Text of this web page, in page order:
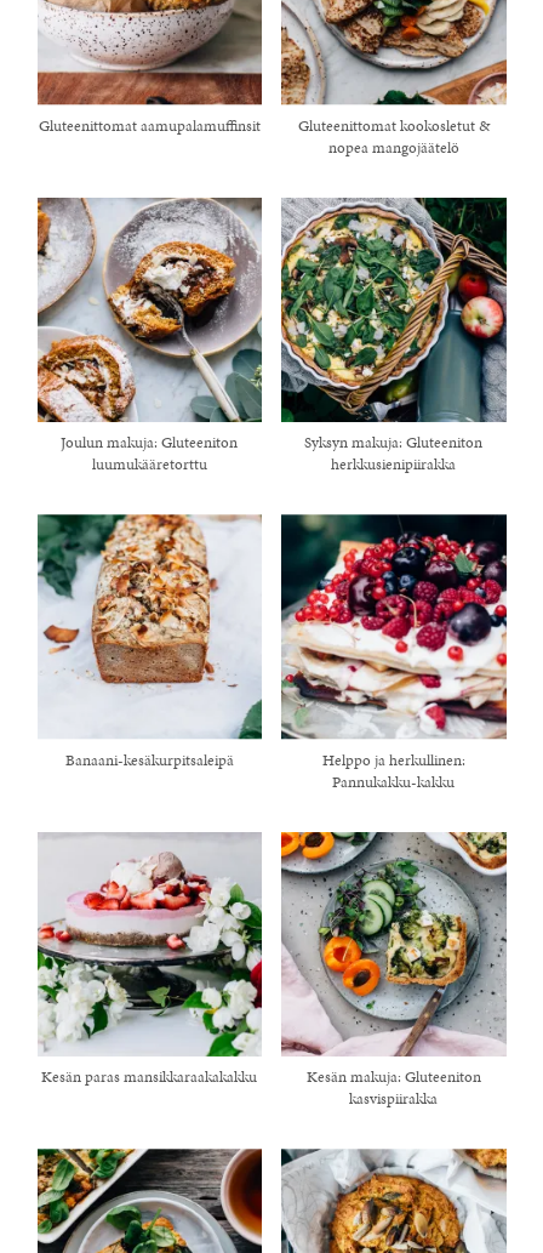
Gluteenittomat aamupalamuffinsit
Gluteenittomat kookosletut &
nopea mangojäätelö
Joulun makuja: Gluteeniton
luumukääretorttu
Syksyn makuja: Gluteeniton
herkkusienipiirakka
Banaani-kesäkurpitsaleipä
Helppo ja herkullinen:
Pannukakku-kakku
Kesän paras mansikkaraakakakku
Kesän makuja: Gluteeniton
kasvispiirakka